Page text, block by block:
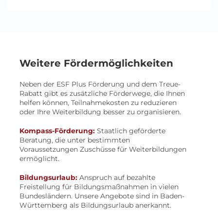
Weitere Fördermöglichkeiten
Neben der ESF Plus Förderung und dem Treue-
Rabatt gibt es zusätzliche Förderwege, die Ihnen
helfen können, Teilnahmekosten zu reduzieren
oder Ihre Weiterbildung besser zu organisieren.
Kompass-Förderung: Staatlich geförderte
Beratung, die unter bestimmten
Voraussetzungen Zuschüsse für Weiterbildungen
ermöglicht.
Bildungsurlaub: Anspruch auf bezahlte
Freistellung für Bildungsmaßnahmen in vielen
Bundesländern. Unsere Angebote sind in Baden-
Württemberg als Bildungsurlaub anerkannt.